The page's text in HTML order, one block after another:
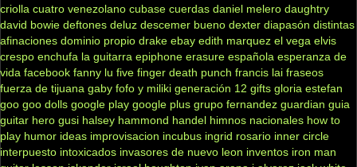
criolla cuatro venezolano cubase cuerdas daniel melero daughtry
david bowie deftones deluz descemer bueno dexter diapasón distintas
afinaciones dominio propio drake ebay edith marquez el vega elvis
crespo enchufa la guitarra epiphone erasure española esperanza de
vida facebook fanny lu five finger death punch francis lai fraseos
fuerza de tijuana gaby fofo y miliki generación 12 gifts gloria estefan
goo goo dolls google play google plus grupo fernandez guardian guia
guitar hero gusi halsey hammond handel himnos nacionales how to
play humor ideas improvisacion incubus ingrid rosario inner circle
interpuesto intoxicados invasores de nuevo leon inventos iron man